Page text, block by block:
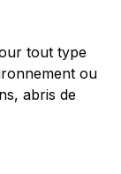
tout type
ou
abris de